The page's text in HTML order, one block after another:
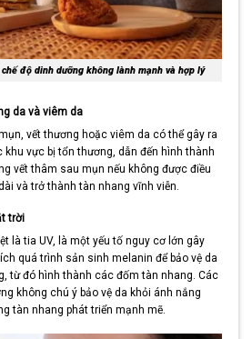
độ dinh dưỡng không lành mạnh và hợp lý
da và viêm da
vết thương hoặc viêm da có thể gây ra
vực bị tổn thương, dẫn đến hình thành
vết thâm sau mụn nếu không được điều
và trở thành tàn nhang vĩnh viễn.
trời
là tia UV, là một yếu tố nguy cơ lớn gây
quá trình sản sinh melanin để bảo vệ da
từ đó hình thành các đốm tàn nhang. Các
không chú ý bảo vệ da khỏi ánh nắng
tàn nhang phát triển mạnh mẽ.